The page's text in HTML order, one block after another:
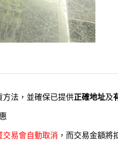
方法，並確保已提供正確地址及
交易會自動取消 ，而交易金額將